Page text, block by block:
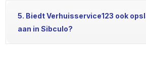
5. Biedt Verhuisservice123 ook
aan in Sibculo?